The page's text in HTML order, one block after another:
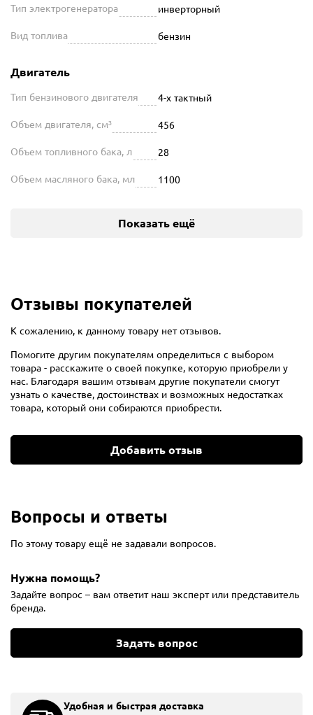
Тип электрогенератора инверторный
Вид топлива бензин
Двигатель
Тип бензинового двигателя 4-х тактный
Объем двигателя, см³ 456
Объем топливного бака, л 28
Объем масляного бака, мл 1100
Показать ещё
Отзывы покупателей
К сожалению, к данному товару нет отзывов.
Помогите другим покупателям определиться с выбором
товара - расскажите о своей покупке, которую приобрели у
нас. Благодаря вашим отзывам другие покупатели смогут
узнать о качестве, достоинствах и возможных недостатках
товара, который они собираются приобрести.
Добавить отзыв
Вопросы и ответы
По этому товару ещё не задавали вопросов.
Нужна помощь?
Задайте вопрос – вам ответит наш эксперт или представитель
бренда.
Задать вопрос
Удобная и быстрая доставка